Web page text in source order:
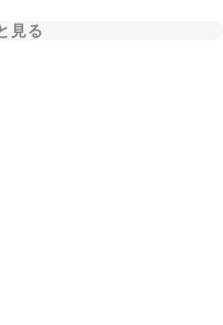
見る